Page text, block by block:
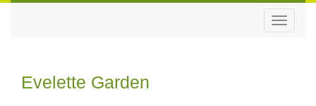
Toggle
Evelette Garden